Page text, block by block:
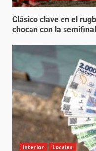
Clásico clave en el
chocan con la
Interior Locales